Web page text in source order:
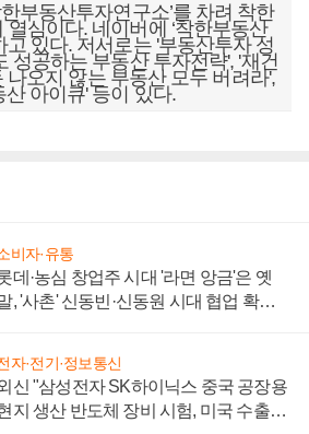
부동산투자연구소’를 차려 착한
심이다. 네이버에 ‘착한부동산
고 있다. 저서로는 '부동산투자 성
성공하는 부동산 투자전략', '재건
나오지 않는 부동산 모두 버려라',
아이큐' 등이 있다.
비자·유통
데·농심 창업주 시대 '라면 앙금'은 옛
, '사촌' 신동빈·신동원 시대 협업 확대
자·전기·정보통신
신 "삼성전자 SK하이닉스 중국 공장용
지 생산 반도체 장비 시험, 미국 수출통